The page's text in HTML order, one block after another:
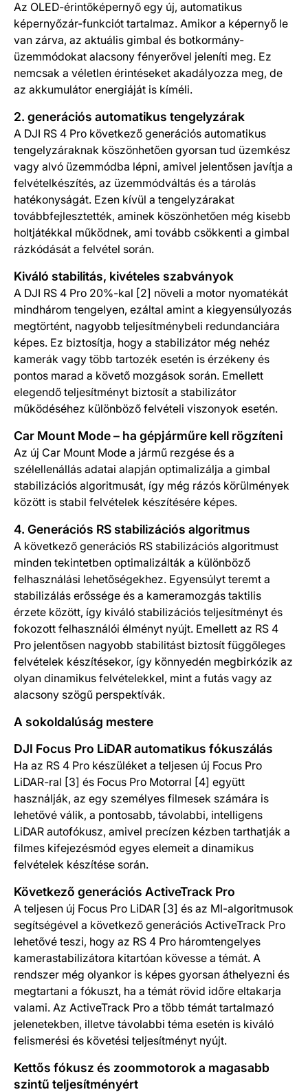
Az OLED-érintőképernyő egy új, automatikus
képernyőzár-funkciót tartalmaz. Amikor a képernyő le
van zárva, az aktuális gimbal és botkormány-
üzemmódokat alacsony fényerővel jeleníti meg. Ez
nemcsak a véletlen érintéseket akadályozza meg, de
az akkumulátor energiáját is kíméli.
2. generációs automatikus tengelyzárak
A DJI RS 4 Pro következő generációs automatikus
tengelyzáraknak köszönhetően gyorsan tud üzemkész
vagy alvó üzemmódba lépni, amivel jelentősen javítja a
felvételkészítés, az üzemmódváltás és a tárolás
hatékonyságát. Ezen kívül a tengelyzárakat
továbbfejlesztették, aminek köszönhetően még kisebb
holtjátékkal működnek, ami tovább csökkenti a gimbal
rázkódását a felvétel során.
Kiváló stabilitás, kivételes szabványok
A DJI RS 4 Pro 20%-kal [2] növeli a motor nyomatékát
mindhárom tengelyen, ezáltal amint a kiegyensúlyozás
megtörtént, nagyobb teljesítménybeli redundanciára
képes. Ez biztosítja, hogy a stabilizátor még nehéz
kamerák vagy több tartozék esetén is érzékeny és
pontos marad a követő mozgások során. Emellett
elegendő teljesítményt biztosít a stabilizátor
működéséhez különböző felvételi viszonyok esetén.
Car Mount Mode – ha gépjárműre kell rögzíteni
Az új Car Mount Mode a jármű rezgése és a
szélellenállás adatai alapján optimalizálja a gimbal
stabilizációs algoritmusát, így még rázós körülmények
között is stabil felvételek készítésére képes.
4. Generációs RS stabilizációs algoritmus
A következő generációs RS stabilizációs algoritmust
minden tekintetben optimalizálták a különböző
felhasználási lehetőségekhez. Egyensúlyt teremt a
stabilizálás erőssége és a kameramozgás taktilis
érzete között, így kiváló stabilizációs teljesítményt és
fokozott felhasználói élményt nyújt. Emellett az RS 4
Pro jelentősen nagyobb stabilitást biztosít függőleges
felvételek készítésekor, így könnyedén megbirkózik az
olyan dinamikus felvételekkel, mint a futás vagy az
alacsony szögű perspektívák.
A sokoldalúság mestere
DJI Focus Pro LiDAR automatikus fókuszálás
Ha az RS 4 Pro készüléket a teljesen új Focus Pro
LiDAR-ral [3] és Focus Pro Motorral [4] együtt
használják, az egy személyes filmesek számára is
lehetővé válik, a pontosabb, távolabbi, intelligens
LiDAR autofókusz, amivel precízen kézben tarthatják a
filmes kifejezésmód egyes elemeit a dinamikus
felvételek készítése során.
Következő generációs ActiveTrack Pro
A teljesen új Focus Pro LiDAR [3] és az MI-algoritmusok
segítségével a következő generációs ActiveTrack Pro
lehetővé teszi, hogy az RS 4 Pro háromtengelyes
kamerastabilizátora kitartóan kövesse a témát. A
rendszer még olyankor is képes gyorsan áthelyezni és
megtartani a fókuszt, ha a témát rövid időre eltakarja
valami. Az ActiveTrack Pro a több témát tartalmazó
jelenetekben, illetve távolabbi téma esetén is kiváló
felismerési és követési teljesítményt nyújt.
Kettős fókusz és zoommotorok a magasabb
szintű teljesítményért